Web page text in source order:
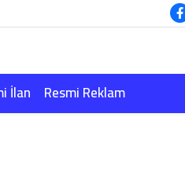
İlan Resmi Reklam